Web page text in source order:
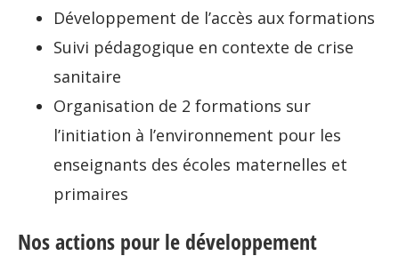
Développement de l’accès aux formations
Suivi pédagogique en contexte de crise
sanitaire
Organisation de 2 formations sur
l’initiation à l’environnement pour les
enseignants des écoles maternelles et
primaires
Nos actions pour le développement